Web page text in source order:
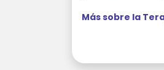
Más sobre la